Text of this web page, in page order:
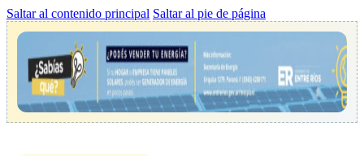
Saltar al contenido principal Saltar al pie de página